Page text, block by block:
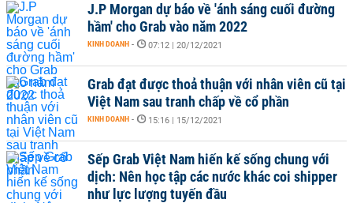
J.P Morgan dự báo về 'ánh sáng cuối đường
hầm' cho Grab vào năm 2022
KINH DOANH - 07:12 | 20/12/2021
Grab đạt được thoả thuận với nhân viên cũ tại
Việt Nam sau tranh chấp về cổ phần
KINH DOANH - 15:16 | 15/12/2021
Sếp Grab Việt Nam hiến kế sống chung với
dịch: Nên học tập các nước khác coi shipper
như lực lượng tuyến đầu